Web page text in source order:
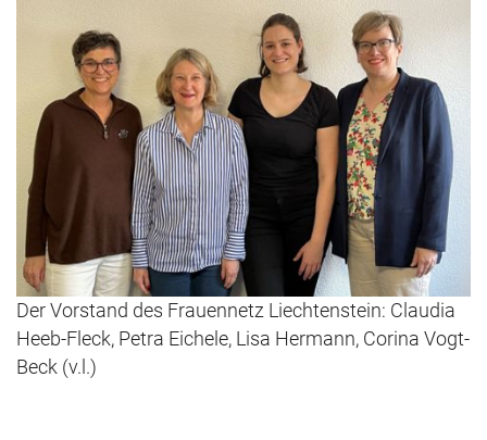
Der Vorstand des Frauennetz Liechtenstein: Claudia
Heeb-Fleck, Petra Eichele, Lisa Hermann, Corina Vogt-
Beck (v.l.)